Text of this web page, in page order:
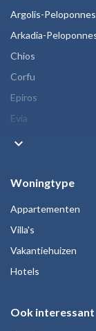
Argolis-
Arkadia-
Chios
Corfu
Epiros
Evia
keyboard_arrow_down
Woningtype
Appartementen
Villa's
Vakantiehuizen
Hotels
Ook interessant